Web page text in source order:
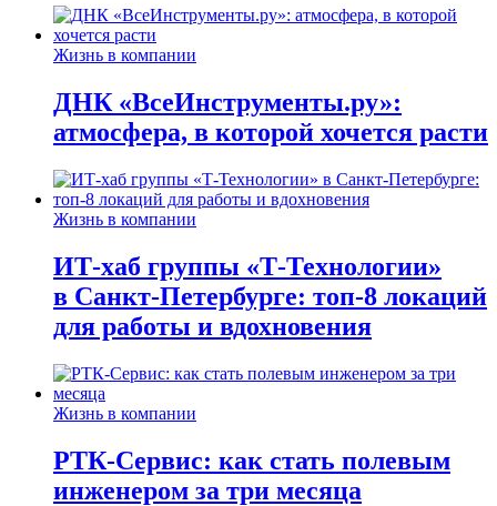
Жизнь в компании
ДНК «ВсеИнструменты.ру»:
атмосфера, в которой хочется расти
Жизнь в компании
ИТ-хаб группы «Т-Технологии»
в Санкт-Петербурге: топ-8 локаций
для работы и вдохновения
Жизнь в компании
РТК-Сервис: как стать полевым
инженером за три месяца